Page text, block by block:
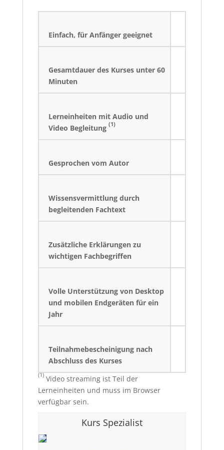
Einfach, für Anfänger geeignet
Gesamtdauer des Kurses unter 60
Minuten
Lerneinheiten mit Audio und
Video Begleitung (1)
Gesprochen vom Autor
Wissensvermittlung durch
begleitenden Fachtext
Zusätzliche Erklärungen zu
wichtigen Fachbegriffen
Volle Unterstützung von Desktop
und mobilen Endgeräten für ein
Jahr
Teilnahmebescheinigung nach
Abschluss des Kurses
(1)Video streaming ist Teil der
Lerneinheiten und muss im Browser
verfügbar sein.
Kurs Spezialist